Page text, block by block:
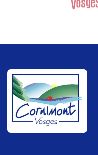
organisées par nos